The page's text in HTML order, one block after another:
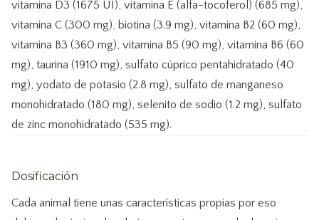
vitamina D3 (1675 UI), vitamina E (alfa-tocoferol) (685 mg),
vitamina C (300 mg), biotina (3.9 mg), vitamina B2 (60 mg),
vitamina B3 (360 mg), vitamina B5 (90 mg), vitamina B6 (60
mg), taurina (1910 mg), sulfato cúprico pentahidratado (40
mg), yodato de potasio (2.8 mg), sulfato de manganeso
monohidratado (180 mg), selenito de sodio (1.2 mg), sulfato
de zinc monohidratado (535 mg).
Dosificación
Cada animal tiene unas características propias por eso